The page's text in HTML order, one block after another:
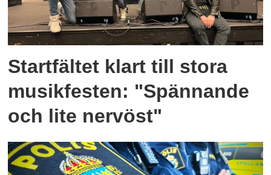
Startfältet klart till stora
musikfesten: "Spännande
och lite nervöst"